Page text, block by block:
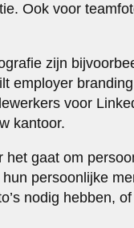
Ook voor
zijn
employer
voor
kantoor.
gaat om
persoonlijke
nodig hebben,